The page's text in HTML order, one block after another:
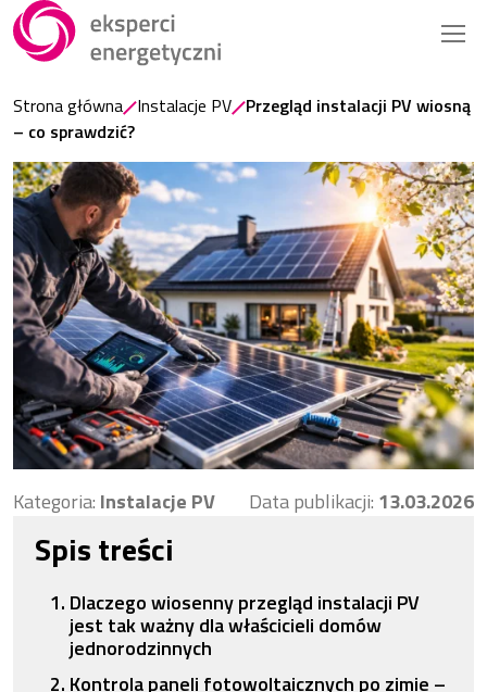
Strona główna Instalacje PV Przegląd instalacji PV wiosną
– co sprawdzić?
Kategoria: Instalacje PV Data publikacji: 13.03.2026
Spis treści
Dlaczego wiosenny przegląd instalacji PV
jest tak ważny dla właścicieli domów
jednorodzinnych
Kontrola paneli fotowoltaicznych po zimie –